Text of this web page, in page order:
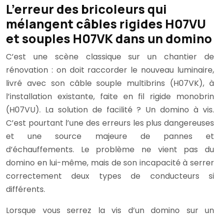
L’erreur des bricoleurs qui
mélangent câbles rigides H07VU
et souples H07VK dans un domino
C’est une scène classique sur un chantier de
rénovation : on doit raccorder le nouveau luminaire,
livré avec son câble souple multibrins (H07VK), à
l’installation existante, faite en fil rigide monobrin
(H07VU). La solution de facilité ? Un domino à vis.
C’est pourtant l’une des erreurs les plus dangereuses
et une source majeure de pannes et
d’échauffements. Le problème ne vient pas du
domino en lui-même, mais de son incapacité à serrer
correctement deux types de conducteurs si
différents.
Lorsque vous serrez la vis d’un domino sur un